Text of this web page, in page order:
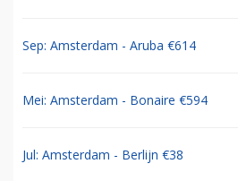
Sep: Amsterdam - Aruba €614
Mei: Amsterdam - Bonaire €594
Jul: Amsterdam - Berlijn €38